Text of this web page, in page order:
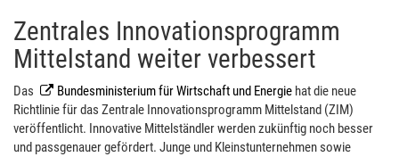
Zentrales Innovationsprogramm
Mittelstand weiter verbessert
Das Bundesministerium für Wirtschaft und Energie hat die neue
Richtlinie für das Zentrale Innovationsprogramm Mittelstand (ZIM)
veröffentlicht. Innovative Mittelständler werden zukünftig noch besser
und passgenauer gefördert. Junge und Kleinstunternehmen sowie